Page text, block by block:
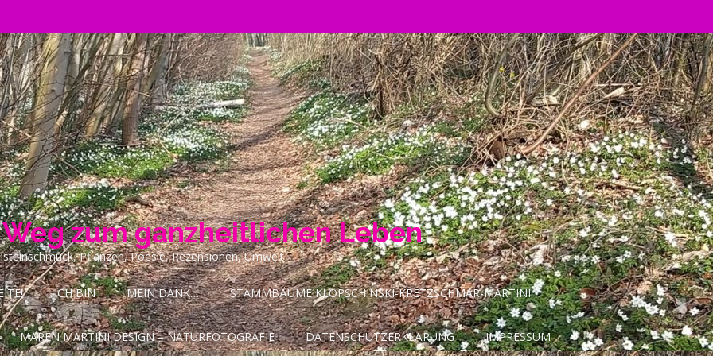
zum ganzheitlichen Leben
Pflanzen, Poesie, Rezensionen, Umwelt
ICH BIN MEIN DANK… STAMMBÄUME KLOPSCHINSKI-KRETZSCHMAR-MARTINI
MAREN MARTINI DESIGN – NATURFOTOGRAFIE DATENSCHUTZERKLÄRUNG IMPRESSUM